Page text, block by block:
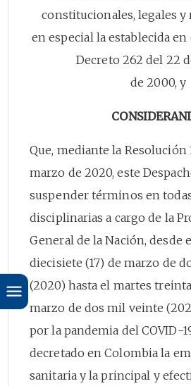
constitucionales, legales y
en especial la establecida
Decreto 262 del 22
de 2000, y
Que, mediante la Resolución
marzo de 2020, este
suspender términos en
disciplinarias a cargo de la
General de la Nación, desde
diecisiete (17) de marzo de
(2020) hasta el martes
marzo de dos mil veinte
por la pandemia del COVID-
decretado en Colombia la
sanitaria y la principal y